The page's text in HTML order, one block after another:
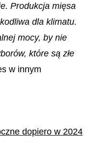
Produkcja mięsa
dla klimatu.
mocy, by nie
które są złe
w innym
dopiero w 2024